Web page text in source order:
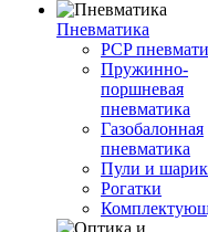
Пневматика
PCP
Пружинно-
поршневая
пневматика
Газобалонная
пневматика
Пули и
Рогатки